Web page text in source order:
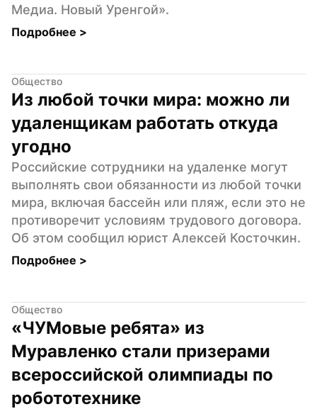
Медиа. Новый Уренгой».
Подробнее >
Общество
Из любой точки мира: можно ли
удаленщикам работать откуда
угодно
Российские сотрудники на удаленке могут
выполнять свои обязанности из любой точки
мира, включая бассейн или пляж, если это не
противоречит условиям трудового договора.
Об этом сообщил юрист Алексей Косточкин.
Подробнее >
Общество
«ЧУМовые ребята» из
Муравленко стали призерами
всероссийской олимпиады по
робототехнике